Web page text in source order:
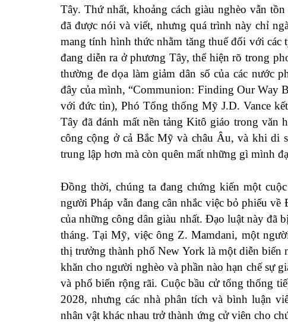
Tây. Thứ nhất, khoảng cách giàu nghèo vẫn
đã được nói và viết, nhưng quá trình này chỉ
mang tính hình thức nhằm tăng thuế đối với
đang diễn ra ở phương Tây, thể hiện rõ trong
thường đe dọa làm giảm dân số của các nước
đây của mình, “Communion: Finding Our Way
với đức tin), Phó Tổng thống Mỹ J.D. Vance
Tây đã đánh mất nền tảng Kitô giáo trong
công cộng ở cả Bắc Mỹ và châu Âu, và khi di
trung lập hơn mà còn quên mất những gì mình
Đồng thời, chúng ta đang chứng kiến ​​một
người Pháp vẫn đang cân nhắc việc bỏ phiếu
của những công dân giàu nhất. Đạo luật này đã
tháng. Tại Mỹ, việc ông Z. Mamdani, một
thị trưởng thành phố New York là một diễn biến
khăn cho người nghèo và phần nào hạn chế sự
và phổ biến rộng rãi. Cuộc bầu cử tổng thống
2028, nhưng các nhà phân tích và bình luận
nhân vật khác nhau trở thành ứng cử viên cho